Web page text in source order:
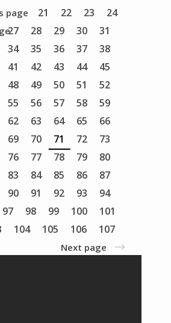
page 21 22 23
24
27 28 29 30
31
34 35 36 37
38
41 42 43 44
45
48 49 50 51
52
55 56 57 58
59
62 63 64 65
66
69 70 71 72
73
76 77 78 79
80
83 84 85 86
87
90 91 92 93
94
97 98 99 100
101
104 105 106 107
Next page